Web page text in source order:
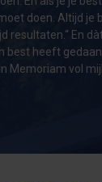
doen. Altijd je
resultaten.“ En
best heeft
Memoriam vol